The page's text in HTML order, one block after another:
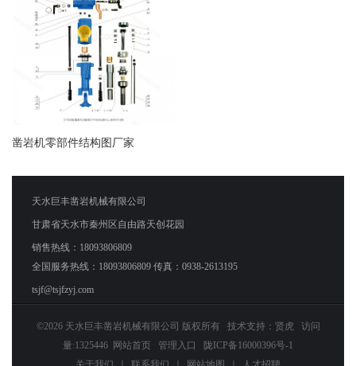
凿岩机零部件结构图厂家
天水巨丰凿岩机械有限公司
甘肃省天水市秦州区自由路天创花园
销售热线：18093806809
全国服务热线：18093806809 传真：0938-2613195
tsjf@tsjfzyj.com
©2026 天水巨丰凿岩机械有限公司 版权所有 技术支持： 贤虎访问
量:1325446 网站首页 管理入口
陇ICP备16000396号-1